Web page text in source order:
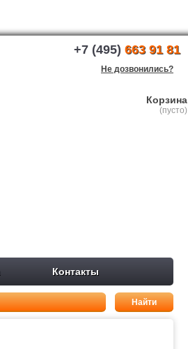
+7 (495) 663 91 81
Не дозвонились?
Корзина
(пусто)
Контакты